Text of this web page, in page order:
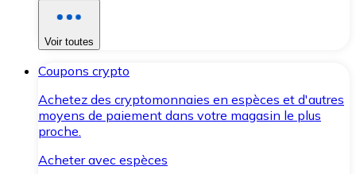
Voir toutes
Coupons crypto
Achetez des cryptomonnaies en espèces et d'autres
moyens de paiement dans votre magasin le plus
proche.
Acheter avec espèces